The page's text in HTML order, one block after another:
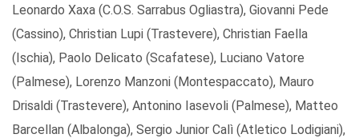
Leonardo Xaxa (C.O.S. Sarrabus Ogliastra), Giovanni Pede
(Cassino), Christian Lupi (Trastevere), Christian Faella
(Ischia), Paolo Delicato (Scafatese), Luciano Vatore
(Palmese), Lorenzo Manzoni (Montespaccato), Mauro
Drisaldi (Trastevere), Antonino Iasevoli (Palmese), Matteo
Barcellan (Albalonga), Sergio Junior Calì (Atletico Lodigiani),